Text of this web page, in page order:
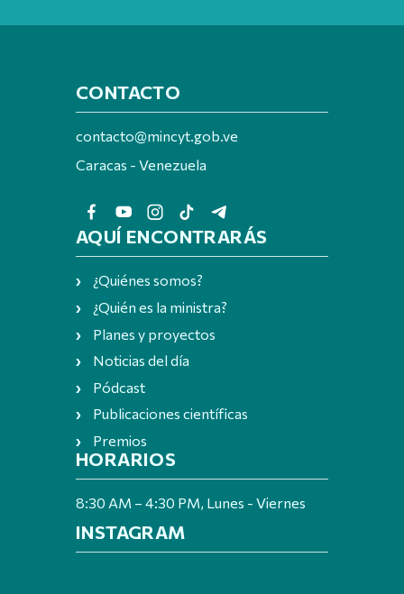
CONTACTO
contacto@mincyt.gob.ve
Caracas - Venezuela
AQUÍ ENCONTRARÁS
¿Quiénes somos?
¿Quién es la ministra?
Planes y proyectos
Noticias del día
Pódcast
Publicaciones científicas
Premios
HORARIOS
8:30 AM – 4:30 PM, Lunes - Viernes
INSTAGRAM